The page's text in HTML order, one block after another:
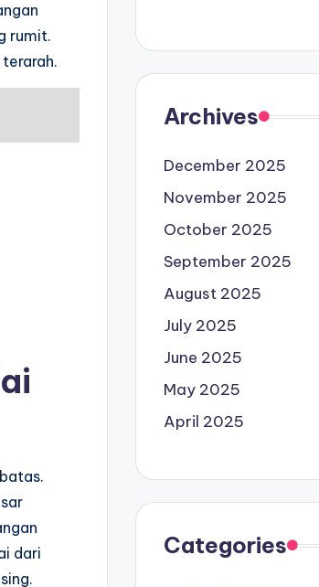
rumit.
dari
Archives
December 2025
November 2025
October 2025
September 2025
August 2025
July 2025
June 2025
May 2025
April 2025
Categories